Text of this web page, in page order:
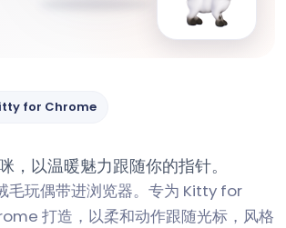
for Chrome
，以温暖魅力跟随你的指针。
毛玩偶带进浏览器。专为 Kitty for
打造，以柔和动作跟随光标，风格